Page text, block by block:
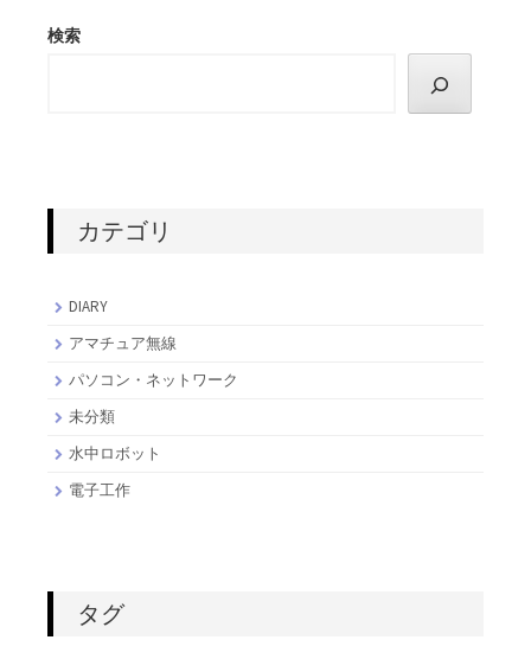
検索
カテゴリ
DIARY
アマチュア無線
パソコン・ネットワーク
未分類
水中ロボット
電子工作
タグ